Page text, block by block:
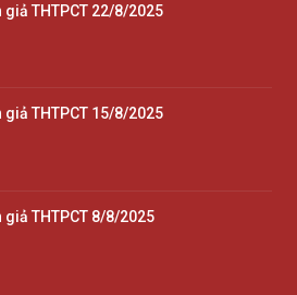
giả THTPCT 22/8/2025
giả THTPCT 15/8/2025
giả THTPCT 8/8/2025